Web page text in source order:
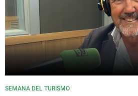
SEMANA DEL TURISMO